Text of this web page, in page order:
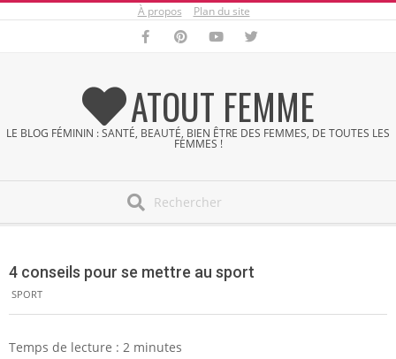
À propos Plan du site
ATOUT FEMME
LE BLOG FÉMININ : SANTÉ, BEAUTÉ, BIEN ÊTRE DES FEMMES, DE TOUTES LES
FEMMES !
Menu
4 conseils pour se mettre au sport
SPORT
Temps de lecture : 2 minutes